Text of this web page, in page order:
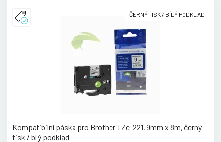
ČERNÝ TISK / BÍLÝ PODKLAD
Kompatibilní páska pro Brother TZe-221, 9mm x 8m, černý
tisk / bílý podklad